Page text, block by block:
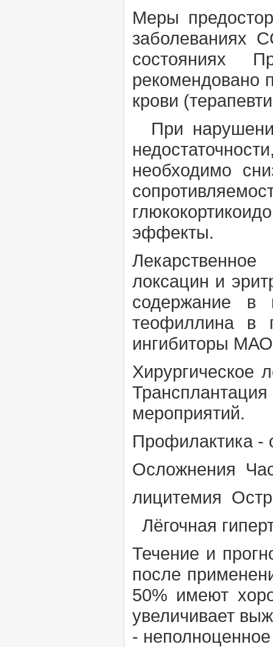
Меры
заболеваниях
состояниях
рекомендовано
крови
При
необходимо
эффекты.
локсацин и
содержание в
теофиллина
ингибиторы
Хирургическое
мероприятий.
Профилактика -
Осложнения
лицитемия
Лёгочная
Течение и
после
50% имеют
увеличивает
-